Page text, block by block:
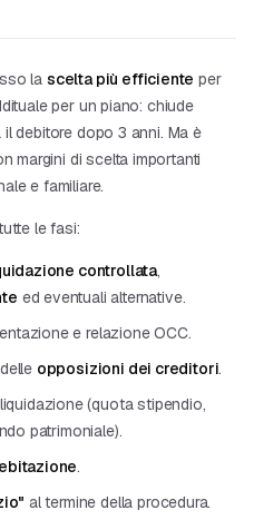
la scelta più efficiente per
per un piano: chiude
debitore dopo 3 anni. Ma è
margini di scelta importanti
e familiare.
le fasi:
controllata,
ed eventuali alternative.
e relazione OCC.
opposizioni dei creditori.
(quota stipendio,
patrimoniale).
.
al termine della procedura.